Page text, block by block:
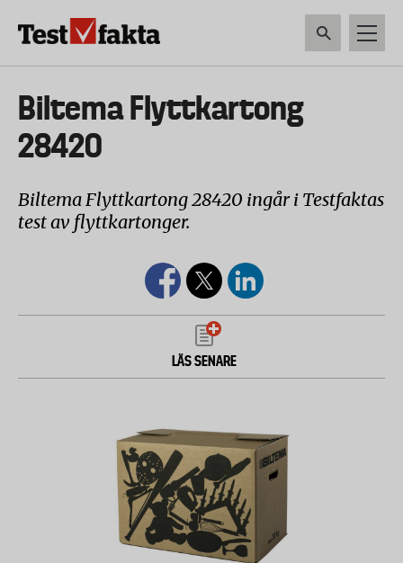
Huvudmeny
ny
Biltema Flyttkartong
28420
Biltema Flyttkartong 28420 ingår i Testfaktas
test av flyttkartonger.
LÄS SENARE